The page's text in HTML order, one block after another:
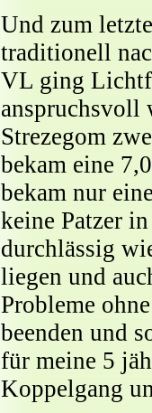
Und zum
traditionell
VL ging
anspruchsvoll
Strezegom
bekam eine
bekam nur
keine Patzer
durchlässig
liegen und
Probleme
beenden und
für meine 5
Koppelgang